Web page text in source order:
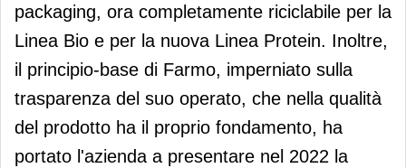
packaging, ora completamente riciclabile per la
Linea Bio e per la nuova Linea Protein. Inoltre,
il principio-base di Farmo, imperniato sulla
trasparenza del suo operato, che nella qualità
del prodotto ha il proprio fondamento, ha
portato l'azienda a presentare nel 2022 la